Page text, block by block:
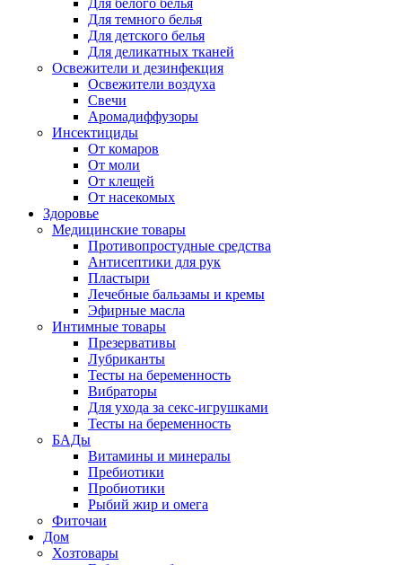
Для белого белья
Для темного белья
Для детского белья
Для деликатных тканей
Освежители и дезинфекция
Освежители воздуха
Свечи
Аромадиффузоры
Инсектициды
От комаров
От моли
От клещей
От насекомых
Здоровье
Медицинские товары
Противопростудные средства
Антисептики для рук
Пластыри
Лечебные бальзамы и кремы
Эфирные масла
Интимные товары
Презервативы
Лубриканты
Тесты на беременность
Вибраторы
Для ухода за секс-игрушками
Тесты на беременность
БАДы
Витамины и минералы
Пребиотики
Пробиотики
Рыбий жир и омега
Фиточаи
Дом
Хозтовары